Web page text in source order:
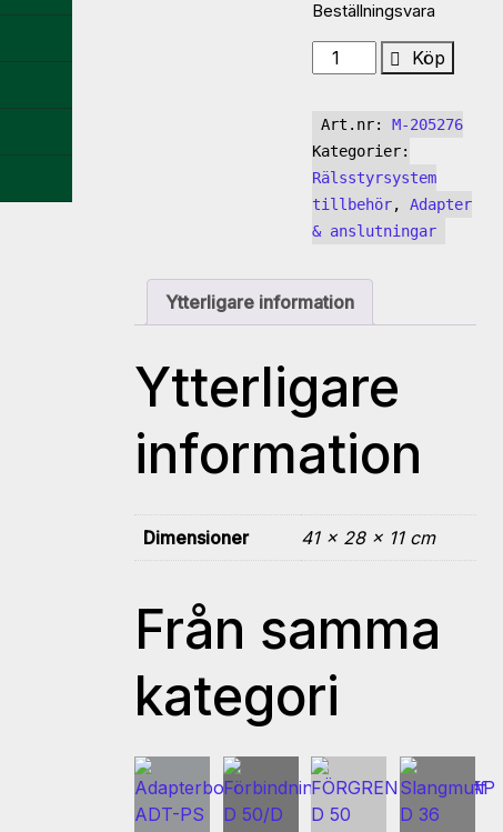
Beställningsvara
Flexislang
FXS
upp
till
3,2
m
läng
Köp
Art.nr:M-205276
Kategorier:
Rälsstyrsystem
tillbehör,Adapter
& anslutningar
Ytterligare information
Ytterligare
information
Dimensioner 41 × 28 × 11 cm
Från samma
kategori